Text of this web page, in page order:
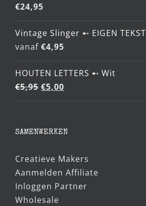
€24,95
Vintage Slinger ➸ EIGEN TEKST
vanaf €4,95
HOUTEN LETTERS ➸ Wit
€5,95 Oorspronkelijke
prijs
€5,95.
€5,00
prijs
€5,00.
SAMENWERKEN
Creatieve Makers
Aanmelden Affiliate
Inloggen Partner
Wholesale